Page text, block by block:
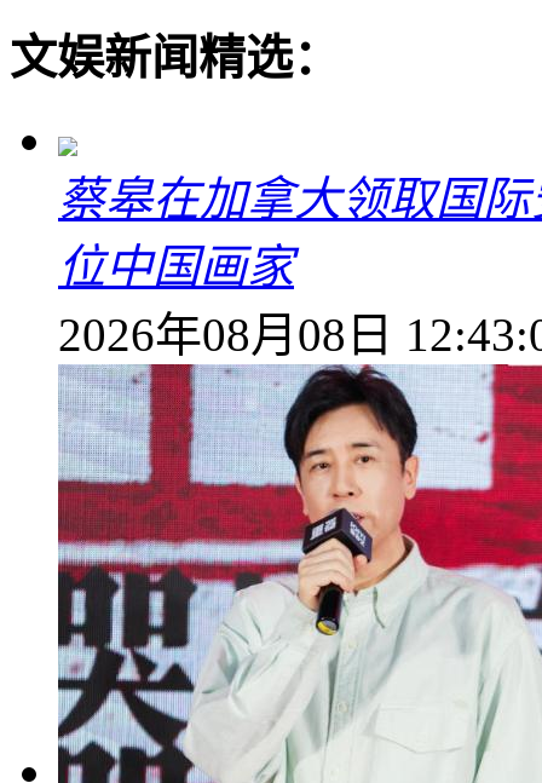
文娱新闻精选：
蔡皋在加拿大领取国
位中国画家
2026年08月08日